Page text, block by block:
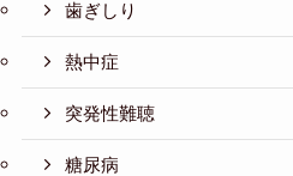
歯ぎしり
熱中症
突発性難聴
糖尿病